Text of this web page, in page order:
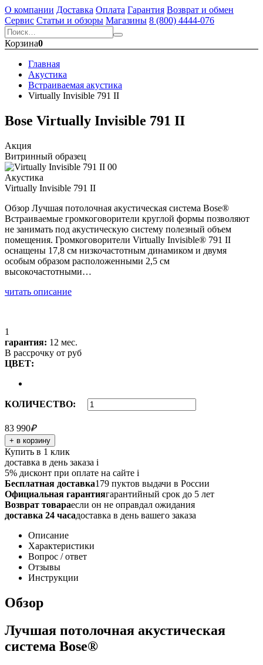
О компании Доставка Оплата Гарантия Возврат и обмен
Сервис Статьи и обзоры Магазины 8 (800) 4444-076
Корзина0
Главная
Акустика
Встраиваемая акустика
Virtually Invisible 791 II
Bose Virtually Invisible 791 II
Акция
Витринный образец
Акустика
Virtually Invisible 791 II
Обзор Лучшая потолочная акустическая система Bose®
Встраиваемые громкоговорители круглой формы позволяют
не занимать под акустическую систему полезный объем
помещения. Громкоговорители Virtually Invisible® 791 II
оснащены 17,8 см низкочастотным динамиком и двумя
особым образом расположенными 2,5 см
высокочастотными…
читать описание
1
гарантия: 12 мес.
В рассрочку от руб
ЦВЕТ:
КОЛИЧЕСТВО:
83 990₽
+ в корзину
Купить в 1 клик
доставка в день заказа i
5% дисконт при оплате на сайте i
Бесплатная доставка179 пуктов выдачи в России
Официальная гарантиягарантийный срок до 5 лет
Возврат товараесли он не оправдал ожидания
доставка 24 часадоставка в день вашего заказа
Описание
Характеристики
Вопрос / ответ
Отзывы
Инструкции
Обзор
Лучшая потолочная акустическая
система Bose®